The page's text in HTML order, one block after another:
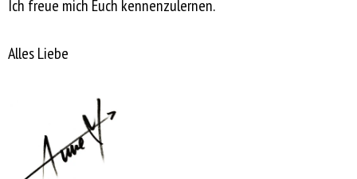
Ich freue mich Euch kennenzulernen.
Alles Liebe